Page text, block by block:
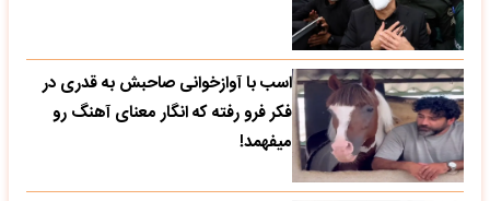
اسب با آوازخوانی صاحبش به قدری در
فکر فرو رفته که انگار معنای آهنگ رو
میفهمد!